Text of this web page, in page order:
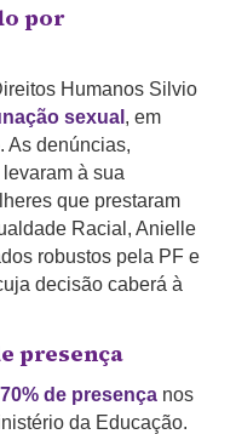
por
Humanos Silvio
sexual , em
As denúncias,
à sua
que prestaram
Racial, Anielle
robustos pela PF e
decisão caberá à
presença
70% de presença nos
da Educação.